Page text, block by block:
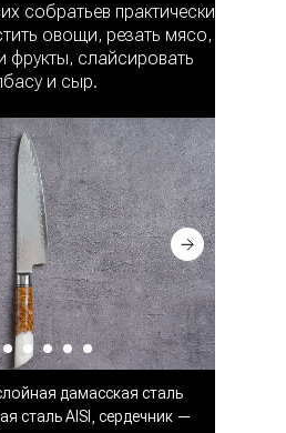
собратьев практически
овощи, резать мясо,
фрукты, слайсировать
и сыр.
дамасская сталь
сталь AISI, сердечник —